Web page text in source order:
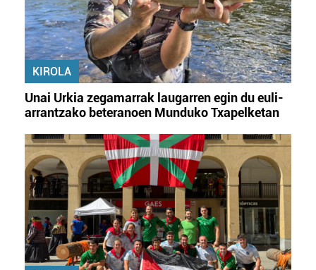
KIROLA
Unai Urkia zegamarrak laugarren egin du euli-
arrantzako beteranoen Munduko Txapelketan